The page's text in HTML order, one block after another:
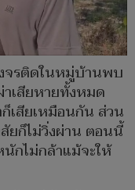
จรติดในหมู่บ้านพบ
เสียหายทั้งหมด
เสียเหมือนกัน ส่วน
ยก็ไม่วิ่งผ่าน ตอนนี้
กไม่กล้าแม้จะให้